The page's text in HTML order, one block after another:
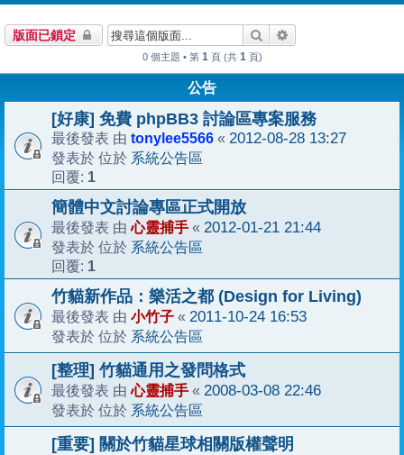
版面已鎖定 搜尋
0 個主題 • 第 1 頁 (共 1 頁)
公告
[好康] 免費 phpBB3 討論區專案服務
最後發表 由 tonylee5566 « 2012-08-28 13:27
發表於 位於 系統公告區
回覆: 1
簡體中文討論專區正式開放
最後發表 由心靈捕手 « 2012-01-21 21:44
發表於 位於 系統公告區
回覆: 1
竹貓新作品：樂活之都 (Design for Living)
最後發表 由 小竹子 « 2011-10-24 16:53
發表於 位於 系統公告區
[整理] 竹貓通用之發問格式
最後發表 由心靈捕手 « 2008-03-08 22:46
發表於 位於 系統公告區
[重要] 關於竹貓星球相關版權聲明